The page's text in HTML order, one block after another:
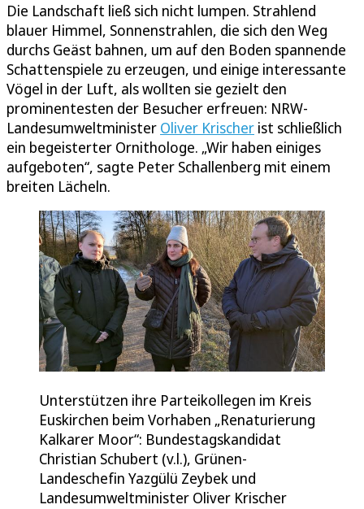
Die Landschaft ließ sich nicht lumpen. Strahlend
blauer Himmel, Sonnenstrahlen, die sich den Weg
durchs Geäst bahnen, um auf den Boden spannende
Schattenspiele zu erzeugen, und einige interessante
Vögel in der Luft, als wollten sie gezielt den
prominentesten der Besucher erfreuen: NRW-
Landesumweltminister Oliver Krischer ist schließlich
ein begeisterter Ornithologe. „Wir haben einiges
aufgeboten“, sagte Peter Schallenberg mit einem
breiten Lächeln.
Unterstützen ihre Parteikollegen im Kreis
Euskirchen beim Vorhaben „Renaturierung
Kalkarer Moor“: Bundestagskandidat
Christian Schubert (v.l.), Grünen-
Landeschefin Yazgülü Zeybek und
Landesumweltminister Oliver Krischer